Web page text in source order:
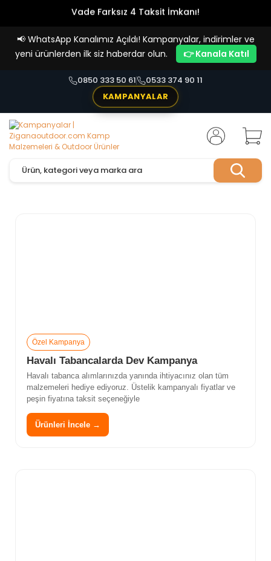
Vade Farksız 4 Taksit İmkanı!
📢 WhatsApp Kanalımız Açıldı! Kampanyalar, indirimler ve
yeni ürünlerden ilk siz haberdar olun.
👉 Kanala Katıl
0850 333 50 61
0533 374 90 11
KAMPANYALAR
Özel Kampanya
Havalı Tabancalarda Dev Kampanya
Havalı tabanca alımlarınızda yanında ihtiyacınız olan tüm
malzemeleri hediye ediyoruz. Üstelik kampanyalı fiyatlar ve
peşin fiyatına taksit seçeneğiyle
Ürünleri İncele →